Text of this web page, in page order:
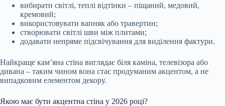
вибирати світлі, теплі відтінки – піщаний, медовий,
кремовий;
використовувати вапняк або травертин;
створювати світлі шви між плитами;
додавати непряме підсвічування для виділення фактури.
Найкраще кам’яна стіна виглядає біля каміна, телевізора або
дивана – таким чином вона стає продуманим акцентом, а не
випадковим елементом декору.
Якою має бути акцентна стіна у 2026 році?